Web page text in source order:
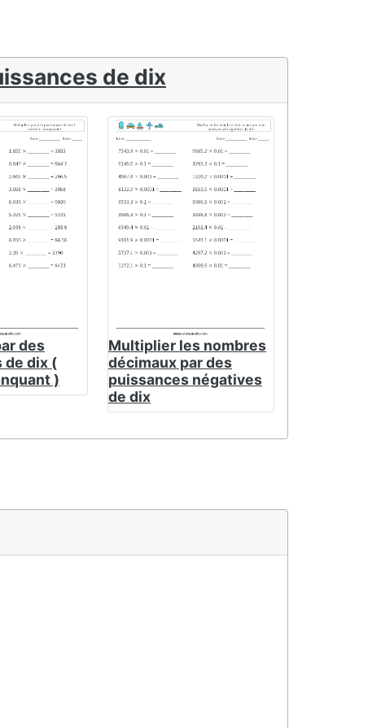
de dix
des
de dix (
)
Multiplier les nombres
décimaux par des
puissances négatives
de dix